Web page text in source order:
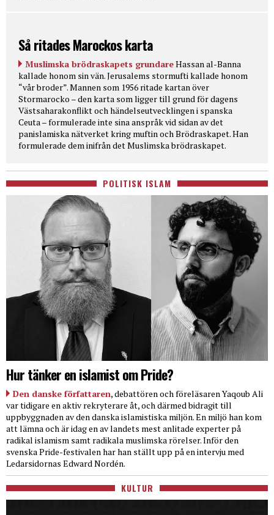
Så ritades Marockos karta
Muslimska brödraskapets grundareHassan al-Banna
kallade honom sin vän. Jerusalems stormufti kallade honom
“vår broder”. Mannen som 1956 ritade kartan över
Stormarocko – den karta som ligger till grund för dagens
Västsaharakonflikt och händelseutvecklingen i spanska
Ceuta – formulerade inte sina anspråk vid sidan av det
panislamiska nätverket kring muftin och Brödraskapet. Han
formulerade dem inifrån det Muslimska brödraskapet.
POLITISK ISLAM
Hur tänker en islamist om Pride?
Den danske författaren, debattören och föreläsaren Yaqoub Ali
var tidigare en aktiv rekryterare åt, och därmed bidragit till
uppbyggnaden av den danska islamistiska miljön. En miljö han kom
att lämna och är idag en av landets mest anlitade experter på
radikal islamism samt radikala muslimska rörelser. Inför den
svenska Pride-festivalen har han ställt upp på en intervju med
Ledarsidornas Edward Nordén.
KULTUR